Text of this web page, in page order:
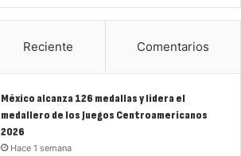
Reciente Comentarios
México alcanza 126 medallas y lidera el
medallero de los Juegos Centroamericanos
2026
Hace 1 semana